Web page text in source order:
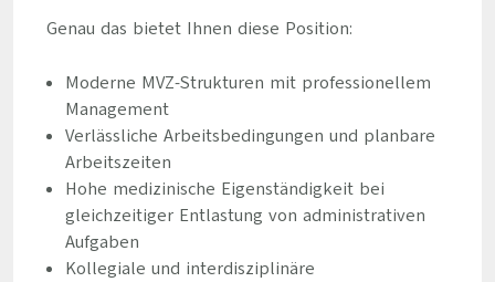
Genau das bietet Ihnen diese Position:
Moderne MVZ-Strukturen mit professionellem
Management
Verlässliche Arbeitsbedingungen und planbare
Arbeitszeiten
Hohe medizinische Eigenständigkeit bei
gleichzeitiger Entlastung von administrativen
Aufgaben
Kollegiale und interdisziplinäre